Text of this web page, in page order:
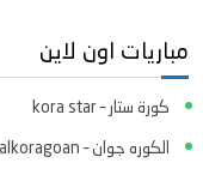
مباريات اون لاين
كورة ستار – kora star
الكوره جوان – alkoragoan